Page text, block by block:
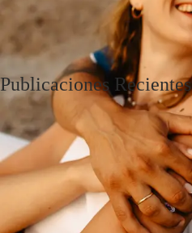
Publicaciones Recientes